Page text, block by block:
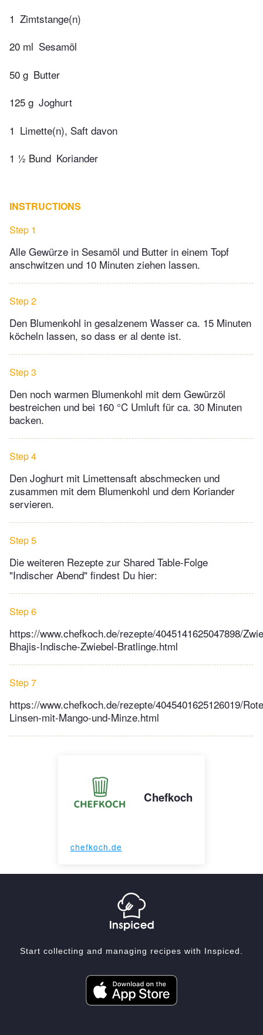
1 Zimtstange(n)
20 ml Sesamöl
50 g Butter
125 g Joghurt
1 Limette(n), Saft davon
1 ½ Bund Koriander
INSTRUCTIONS
Step 1
Alle Gewürze in Sesamöl und Butter in einem Topf
anschwitzen und 10 Minuten ziehen lassen.
Step 2
Den Blumenkohl in gesalzenem Wasser ca. 15 Minuten
köcheln lassen, so dass er al dente ist.
Step 3
Den noch warmen Blumenkohl mit dem Gewürzöl
bestreichen und bei 160 °C Umluft für ca. 30 Minuten
backen.
Step 4
Den Joghurt mit Limettensaft abschmecken und
zusammen mit dem Blumenkohl und dem Koriander
servieren.
Step 5
Die weiteren Rezepte zur Shared Table-Folge
"Indischer Abend" findest Du hier:
Step 6
https://www.chefkoch.de/rezepte/4045141625047898/
Bhajis-Indische-Zwiebel-Bratlinge.html
Step 7
https://www.chefkoch.de/rezepte/4045401625126019/
Linsen-mit-Mango-und-Minze.html
Chefkoch
chefkoch.de
Start collecting and managing recipes with Inspiced.